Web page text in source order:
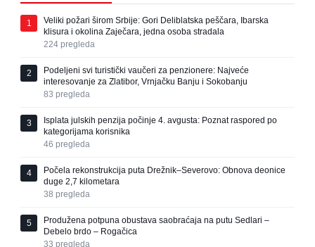
1
Veliki požari širom Srbije: Gori Deliblatska peščara, Ibarska
klisura i okolina Zaječara, jedna osoba stradala
224 pregleda
2
Podeljeni svi turistički vaučeri za penzionere: Najveće
interesovanje za Zlatibor, Vrnjačku Banju i Sokobanju
83 pregleda
3
Isplata julskih penzija počinje 4. avgusta: Poznat raspored po
kategorijama korisnika
46 pregleda
4
Počela rekonstrukcija puta Drežnik–Severovo: Obnova deonice
duge 2,7 kilometara
38 pregleda
5
Produžena potpuna obustava saobraćaja na putu Sedlari –
Debelo brdo – Rogačica
33 pregleda